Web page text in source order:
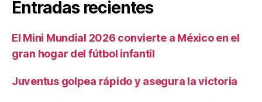
Entradas recientes
El Mini Mundial 2026 convierte a México en el
gran hogar del fútbol infantil
Juventus golpea rápido y asegura la victoria